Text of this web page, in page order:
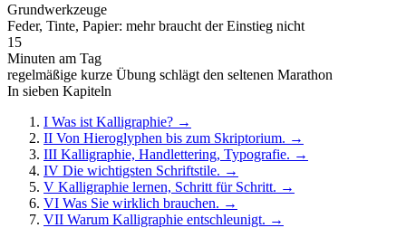
Grundwerkzeuge
Feder, Tinte, Papier: mehr braucht der Einstieg nicht
15
Minuten am Tag
regelmäßige kurze Übung schlägt den seltenen Marathon
In sieben Kapiteln
I Was ist Kalligraphie? →
II Von Hieroglyphen bis zum Skriptorium. →
III Kalligraphie, Handlettering, Typografie. →
IV Die wichtigsten Schriftstile. →
V Kalligraphie lernen, Schritt für Schritt. →
VI Was Sie wirklich brauchen. →
VII Warum Kalligraphie entschleunigt. →